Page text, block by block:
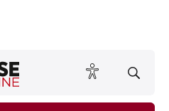
ONLINE lesen